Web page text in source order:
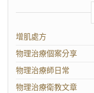
增肌處方
物理治療個案分享
物理治療師日常
物理治療衛教文章